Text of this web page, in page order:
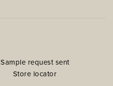
Sample request sent
Store locator